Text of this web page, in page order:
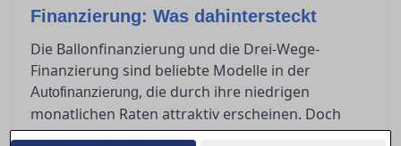
Finanzierung: Was dahintersteckt
Die Ballonfinanzierung und die Drei-Wege-
Finanzierung sind beliebte Modelle in der
Autofinanzierung, die durch ihre niedrigen
monatlichen Raten attraktiv erscheinen. Doch
was passiert am Ende der Laufzeit? Für wen sind